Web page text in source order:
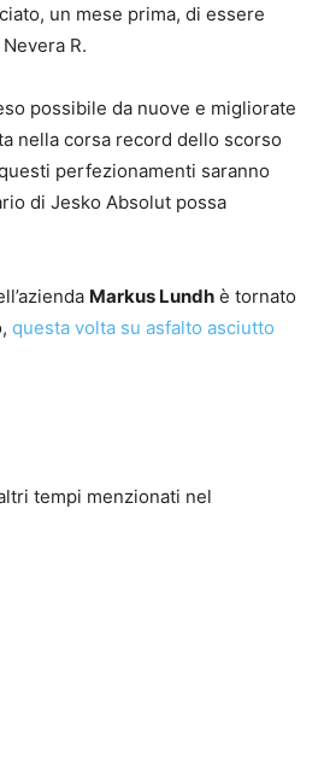
un mese prima, di essere
R.
possibile da nuove e migliorate
nella corsa record dello scorso
perfezionamenti saranno
di Jesko Absolut possa
Markus Lundh è tornato
questa volta su asfalto asciutto
tempi menzionati nel